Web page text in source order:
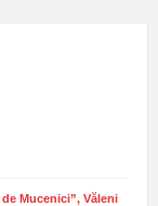
Mucenici”, Văleni